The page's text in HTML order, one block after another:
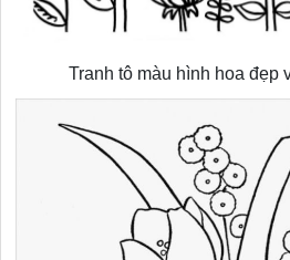
Tranh tô màu hình hoa đẹp